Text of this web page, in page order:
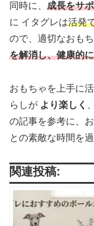
同時に、 成長をサ
に イタグレは活発
ので、適切なおも
を解消し、健康的
おもちゃを上手に
らしが より楽しく
の記事を参考に、
との素敵な時間を
関連投稿: